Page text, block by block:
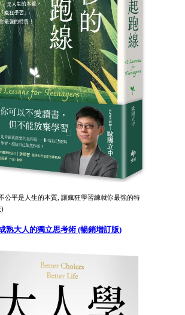
公平是人生的本質, 讓瘋狂學習練就你最強的特
)
熟大人的獨立思考術 (暢銷增訂版)